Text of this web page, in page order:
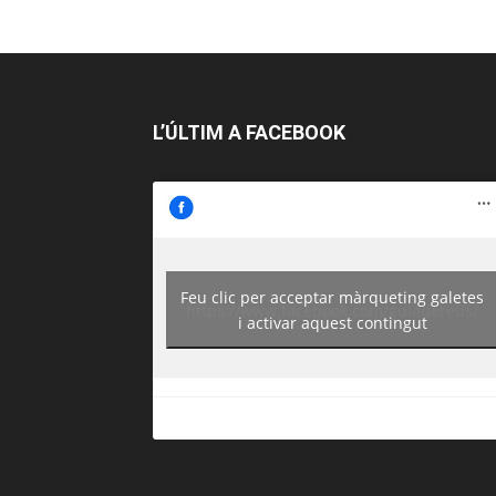
L’ÚLTIM A FACEBOOK
https://www.facebook.com/guiadereus/
Feu clic per acceptar màrqueting galetes
i activar aquest contingut